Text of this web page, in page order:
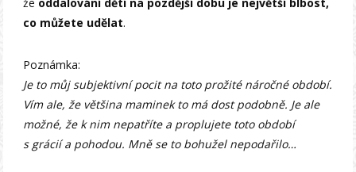
co můžete udělat.
Poznámka:
Je to můj subjektivní pocit na toto prožité náročné období.
Vím ale, že většina maminek to má dost podobně. Je ale
možné, že k nim nepatříte a proplujete toto období
s grácií a pohodou. Mně se to bohužel nepodařilo…